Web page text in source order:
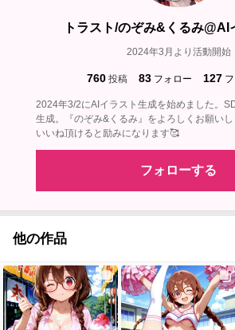
トラスト/のぞみ&くるみ@AI
2024年3月より活動開始
760 投稿 83 フォロー 127
2024年3/2にAIイラスト生成を始めました。
生成。『のぞみ&くるみ』をよろしくお願い
いいね頂けると励みになります🥰
フォローする
他の作品